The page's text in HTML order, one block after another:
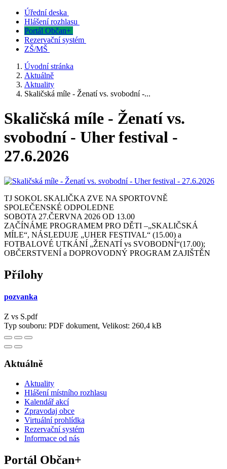
Úřední deska
Hlášení rozhlasu
Portál Občan+
Rezervační systém
ZŠ/MŠ
Úvodní stránka
Aktuálně
Aktuality
Skaličská míle - Ženatí vs. svobodní -...
Skaličská míle - Ženatí vs.
svobodní - Uher festival -
27.6.2026
TJ SOKOL SKALIČKA ZVE NA SPORTOVNĚ
SPOLEČENSKÉ ODPOLEDNE
SOBOTA 27.ČERVNA 2026 OD 13.00
ZAČÍNÁME PROGRAMEM PRO DĚTI –„SKALIČSKÁ
MÍLE“, NÁSLEDUJE „UHER FESTIVAL“ (15.00) a
FOTBALOVÉ UTKÁNÍ „ŽENATÍ vs SVOBODNÍ“(17.00);
OBČERSTVENÍ a DOPROVODNÝ PROGRAM ZAJIŠTĚN
Přílohy
pozvanka
Z vs S.pdf
Typ souboru: PDF dokument, Velikost: 260,4 kB
Aktuálně
Aktuality
Hlášení místního rozhlasu
Kalendář akcí
Zpravodaj obce
Virtuální prohlídka
Rezervační systém
Informace od nás
Portál Občan+